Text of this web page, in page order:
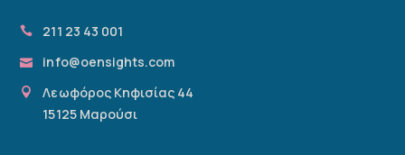
211 23 43 001
info@oensights.com
Λεωφόρος Κηφισίας 44
15125 Μαρούσι